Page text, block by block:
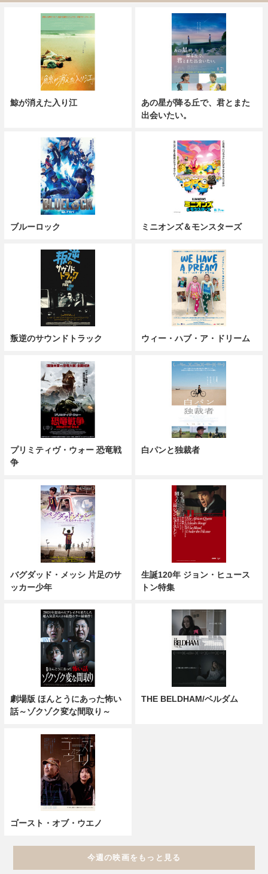
鯨が消えた入り江
あの星が降る丘で、君とまた
出会いたい。
ブルーロック ミニオンズ＆モンスターズ
叛逆のサウンドトラック ウィー・ハブ・ア・ドリーム
プリミティヴ・ウォー 恐竜戦
争
白パンと独裁者
バグダッド・メッシ 片足のサ
ッカー少年
生誕120年 ジョン・ヒュース
トン特集
劇場版 ほんとうにあった怖い
話～ゾクゾク変な間取り～
THE BELDHAM/ベルダム
ゴースト・オブ・ウエノ
今週の映画をもっと見る